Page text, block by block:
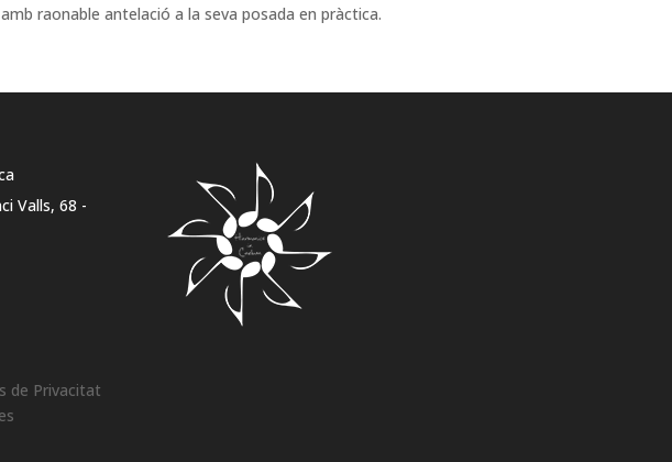
raonable antelació a la seva posada en pràctica.
Valls, 68 -
de Privacitat